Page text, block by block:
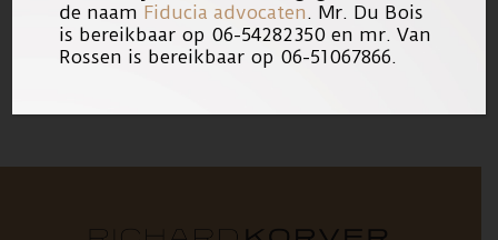
11/10/2017Link
de naam Fiducia advocaten . Mr. Du Bois
is bereikbaar op 06-54282350 en mr. Van
Rossen is bereikbaar op 06-51067866.